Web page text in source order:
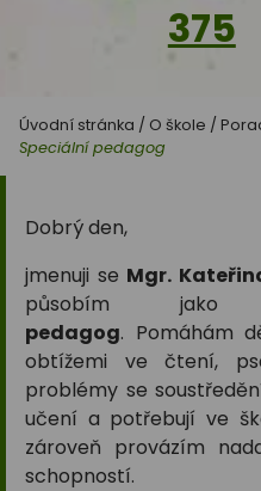
375
Úvodní stránka / O škole /
Speciální pedagog
Dobrý den,
jmenuji se Mgr.
působím
pedagog. Pomáhám
obtížemi ve čtení,
problémy se
učení a potřebují ve
zároveň provázím
schopností.